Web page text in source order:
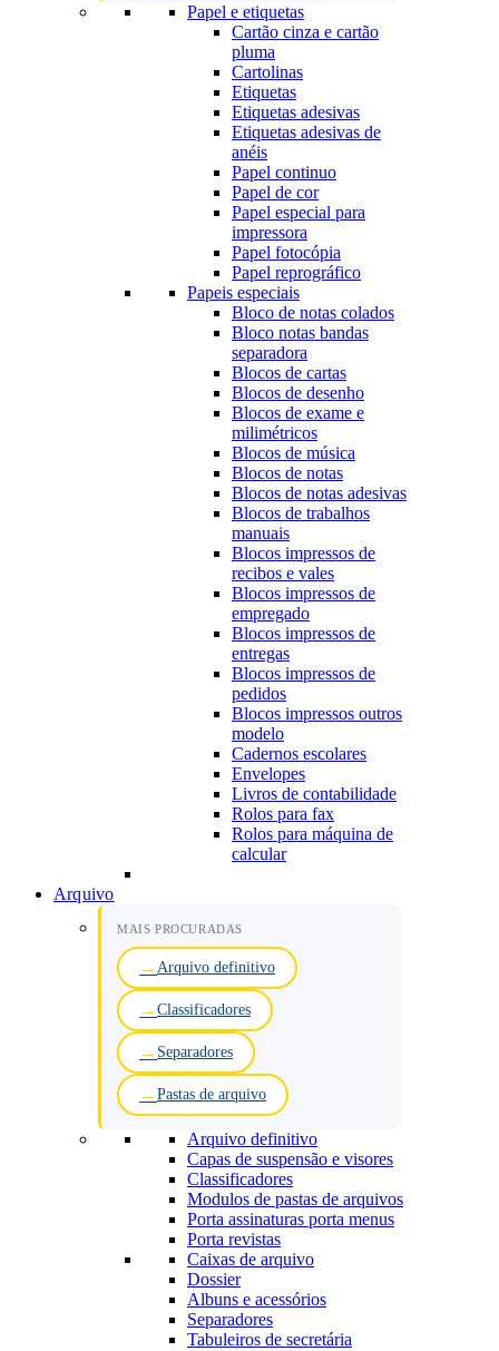
Papel e etiquetas
Cartão cinza e cartão
pluma
Cartolinas
Etiquetas
Etiquetas adesivas
Etiquetas adesivas de
anéis
Papel continuo
Papel de cor
Papel especial para
impressora
Papel fotocópia
Papel reprográfico
Papeis especiais
Bloco de notas colados
Bloco notas bandas
separadora
Blocos de cartas
Blocos de desenho
Blocos de exame e
milimétricos
Blocos de música
Blocos de notas
Blocos de notas adesivas
Blocos de trabalhos
manuais
Blocos impressos de
recibos e vales
Blocos impressos de
empregado
Blocos impressos de
entregas
Blocos impressos de
pedidos
Blocos impressos outros
modelo
Cadernos escolares
Envelopes
Livros de contabilidade
Rolos para fax
Rolos para máquina de
calcular
Arquivo
MAIS PROCURADAS
Arquivo definitivo
Classificadores
Separadores
Pastas de arquivo
Arquivo definitivo
Capas de suspensão e visores
Classificadores
Modulos de pastas de arquivos
Porta assinaturas porta menus
Porta revistas
Caixas de arquivo
Dossier
Albuns e acessórios
Separadores
Tabuleiros de secretária